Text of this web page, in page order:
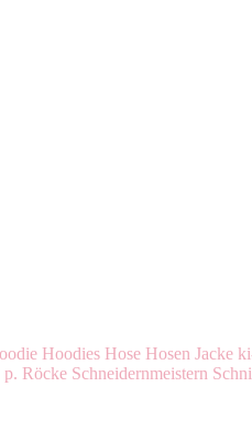
Hoodies Hose Hosen Jacke
p. Röcke Schneidernmeistern